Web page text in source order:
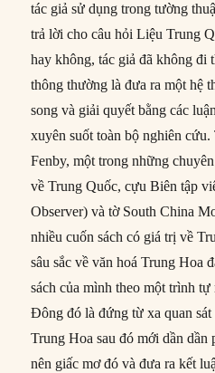
tác giả sử dụng trong tường
trả lời cho câu hỏi Liệu Trung
hay không, tác giả đã không đi
thông thường là đưa ra một hệ
song và giải quyết bằng các
xuyên suốt toàn bộ nghiên cứu.
Fenby, một trong những
về Trung Quốc, cựu Biên tập
Observer) và tờ South China
nhiều cuốn sách có giá trị về
sâu sắc về văn hoá Trung Hoa
sách của mình theo một trình
Đông đó là đứng từ xa quan
Trung Hoa sau đó mới dần dần
nên giấc mơ đó và đưa ra kết